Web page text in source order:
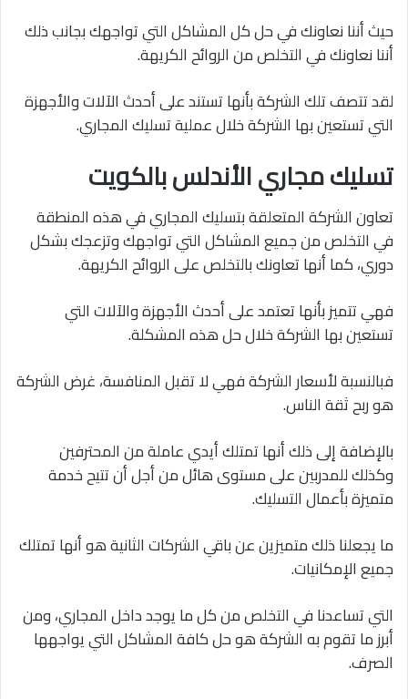
حيث أننا نعاونك في حل كل المشاكل التي تواجهك بجانب ذلك
أننا نعاونك في التخلص من الروائح الكريهة.
لقد تتصف تلك الشركة بأنها تستند على أحدث الآلات والأجهزة
التي تستعين بها الشركة خلال عملية تسليك المجاري.
تسليك مجاري الأندلس بالكويت
تعاون الشركة المتعلقة بتسليك المجاري في هذه المنطقة
في التخلص من جميع المشاكل التي تواجهك وتزعجك بشكل
دوري، كما أنها تعاونك بالتخلص على الروائح الكريهة.
فهي تتميز بأنها تعتمد على أحدث الأجهزة والآلات التي
تستعين بها الشركة خلال حل هذه المشكلة.
فبالنسبة لأسعار الشركة فهي لا تقبل المنافسة، غرض الشركة
هو ربح ثقة الناس.
بالإضافة إلى ذلك أنها تمتلك أيدي عاملة من المحترفين
وكذلك للمدربين على مستوى هائل من أجل أن تتيح خدمة
متميزة بأعمال التسليك.
ما يجعلنا ذلك متميزين عن باقي الشركات الثانية هو أنها تمتلك
جميع الإمكانيات.
التي تساعدنا في التخلص من كل ما يوجد داخل المجاري، ومن
أبرز ما تقوم به الشركة هو حل كافة المشاكل التي يواجهها
الصرف.